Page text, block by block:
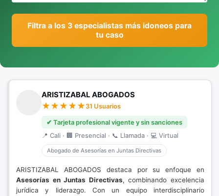
Filtra a los 3 especialistas más idoneos para
tu caso
ARISTIZABAL ABOGADOS
31 Usuarios
✔ Tarjeta profesional vigente y sin sanciones
📍 Cali · 🏢 Presencial · 📞 Llamada · 💻 Virtual
Abogado de Asesorías en Juntas Directivas
ARISTIZABAL ABOGADOS destaca por su enfoque en
Asesorías en Juntas Directivas, combinando excelencia
jurídica y liderazgo. Con un equipo interdisciplinario